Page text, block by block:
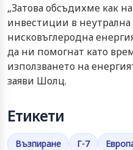
„Затова обсъдихме как
инвестиции в
нисковъглеродна
да ни помогнат като
използването на
заяви Шолц.
Етикети
Възпиране Г-7